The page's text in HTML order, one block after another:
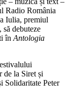
Radio România
Iulia, premiul
debuteze
în Antologia
de la Siret și
Solidaritate Peter